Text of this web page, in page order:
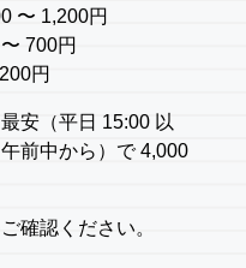
〜 1,200円
700円
円
安（平日 15:00 以
前中から）で 4,000
確認ください。